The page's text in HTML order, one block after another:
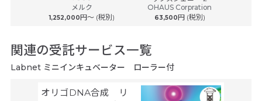
メルク
1,252,000円〜 (税別)
OHAUS Corpration
63,500円 (税別)
関連の受託サービス一覧
Labnet ミニインキュベーター ローラー付
オリゴDNA合成 リ